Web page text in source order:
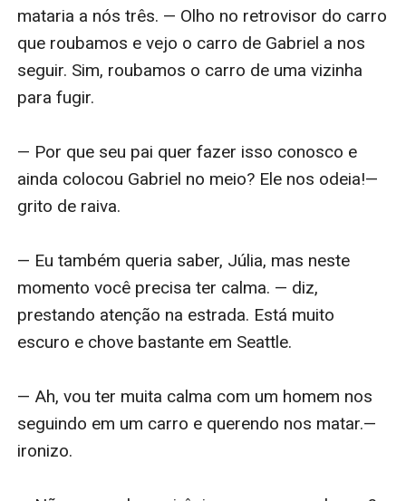
mataria a nós três. — Olho no retrovisor do carro
que roubamos e vejo o carro de Gabriel a nos
seguir. Sim, roubamos o carro de uma vizinha
para fugir.
— Por que seu pai quer fazer isso conosco e
ainda colocou Gabriel no meio? Ele nos odeia!—
grito de raiva.
— Eu também queria saber, Júlia, mas neste
momento você precisa ter calma. — diz,
prestando atenção na estrada. Está muito
escuro e chove bastante em Seattle.
— Ah, vou ter muita calma com um homem nos
seguindo em um carro e querendo nos matar.—
ironizo.